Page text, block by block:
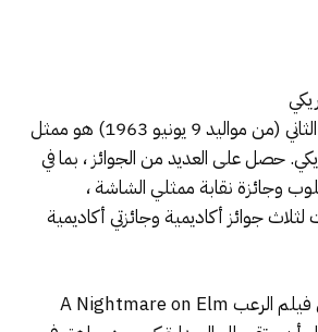
جون كريستوفر ديب الثاني (من مواليد 9 يونيو 1963) هو ممثل
حصل على العديد من الجوائز ، بما في
وجائزة نقابة ممثلي الشاشة ،
جوائز أكاديمية وجائزتي أكاديمية
ظهر ديب لأول مرة في فيلم الرعب A Nightmare on Elm